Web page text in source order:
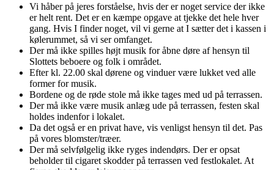
Vi håber på jeres forståelse, hvis der er noget service der ikke
er helt rent. Det er en kæmpe opgave at tjekke det hele hver
gang. Hvis I finder noget, vil vi gerne at I sætter det i kassen i
kølerummet, så vi ser omfanget.
Der må ikke spilles højt musik for åbne døre af hensyn til
Slottets beboere og folk i området.
Efter kl. 22.00 skal dørene og vinduer være lukket ved alle
former for musik.
Bordene og de røde stole må ikke tages med ud på terrassen.
Der må ikke være musik anlæg ude på terrassen, festen skal
holdes indenfor i lokalet.
Da det også er en privat have, vis venligst hensyn til det. Pas
på vores blomster/træer.
Der må selvfølgelig ikke ryges indendørs. Der er opsat
beholder til cigaret skodder på terrassen ved festlokalet. At